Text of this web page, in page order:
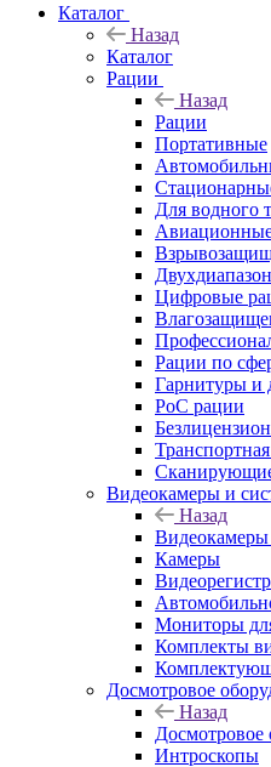
Каталог
Назад
Каталог
Рации
Назад
Рации
Портативные
Для водного
Цифровые
Рации по
Гарнитуры и
PoC рации
Видеокамеры и
Назад
Камеры
Мониторы
Комплекты
Досмотровое
Назад
Досмотровое
Интроскопы